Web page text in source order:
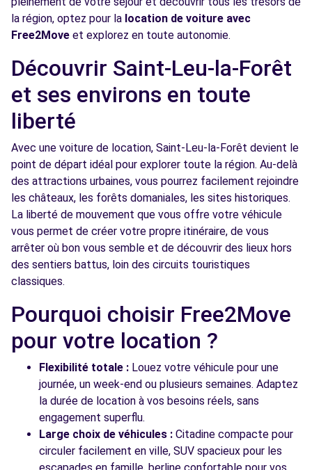
Free2Move Rent - SACE AUTOMOBILES -
EPINAY-SUR-SEINE (C)
7.5
km
128 AVENUE JOFFRE
Free2move Rent - VAUBAN AUTOMOBILE
SAINT BRICE - SAINT BRICE (P)
8.1
km
AVENUE ROBERT SCHUMANN
SAINT BRICE, 95350
Voir l'agence
Free2Move Rent - GARAGE DES ECOLES -
EZANVILLE (C)
8.5
25 RUE DES ECOLES
EZANVILLE, 95460
Voir l'agence
Voir toutes les agences
la région, optez pour la location de voiture avec
Free2Move et explorez en toute autonomie.
Découvrir Saint-Leu-la-Forêt
et ses environs en toute
liberté
Avec une voiture de location, Saint-Leu-la-Forêt devient le
point de départ idéal pour explorer toute la région. Au-delà
des attractions urbaines, vous pourrez facilement rejoindre
les châteaux, les forêts domaniales, les sites historiques.
La liberté de mouvement que vous offre votre véhicule
vous permet de créer votre propre itinéraire, de vous
arrêter où bon vous semble et de découvrir des lieux hors
des sentiers battus, loin des circuits touristiques
classiques.
Pourquoi choisir Free2Move
pour votre location ?
Flexibilité totale : Louez votre véhicule pour une
journée, un week-end ou plusieurs semaines. Adaptez
la durée de location à vos besoins réels, sans
engagement superflu.
Large choix de véhicules : Citadine compacte pour
circuler facilement en ville, SUV spacieux pour les